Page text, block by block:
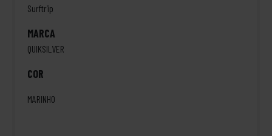
Surftrip
MARCA
QUIKSILVER
COR
MARINHO